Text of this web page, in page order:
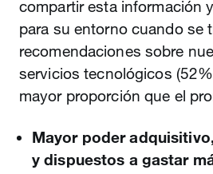
compartir esta información
para su entorno cuando se
recomendaciones sobre
servicios tecnológicos
mayor proporción que el
Mayor poder
y dispuestos a gastar